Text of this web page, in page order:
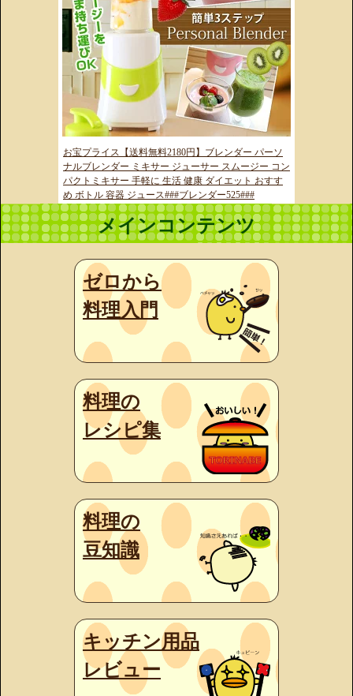
お宝プライス【送料無料2180円】ブレンダー パーソ
ナルブレンダー ミキサー ジューサー スムージー コン
パクトミキサー 手軽に 生活 健康 ダイエット おすす
め ボトル 容器 ジュース###ブレンダー525###
メインコンテンツ
ゼロから
料理入門
料理の
レシピ集
料理の
豆知識
キッチン用品
レビュー